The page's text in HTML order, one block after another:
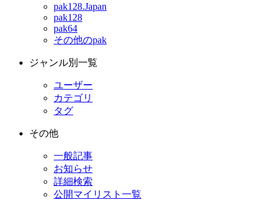
pak128.Japan
pak128
pak64
その他のpak
ジャンル別一覧
ユーザー
カテゴリ
タグ
その他
一般記事
お知らせ
詳細検索
公開マイリスト一覧